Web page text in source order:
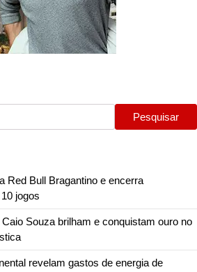
Pesquisar
Red Bull Bragantino e encerra
jogos
Souza brilham e conquistam ouro no
revelam gastos de energia de